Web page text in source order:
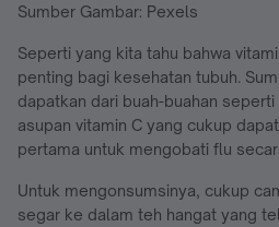
Sumber Gambar: Pexels
Seperti yang kita tahu bahwa
penting bagi kesehatan tubuh.
dapatkan dari buah-buahan
asupan vitamin C yang cukup
pertama untuk mengobati flu
Untuk mengonsumsinya, cukup
segar ke dalam teh hangat yang